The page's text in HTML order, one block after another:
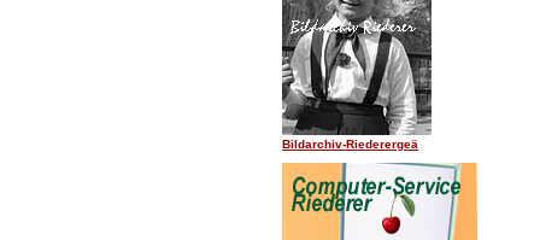
Bildarchiv-Riederergeä